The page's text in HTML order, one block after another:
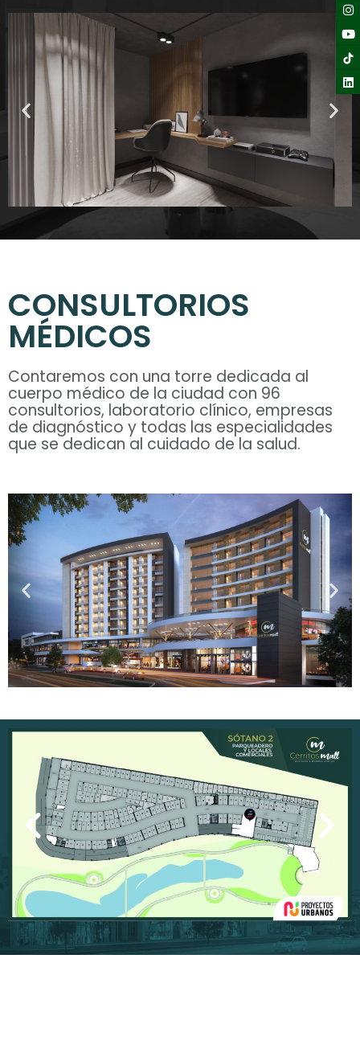
CONSULTORIOS
MÉDICOS
Contaremos con una torre dedicada al
cuerpo médico de la ciudad con 96
consultorios, laboratorio clínico, empresas
de diagnóstico y todas las especialidades
que se dedican al cuidado de la salud.